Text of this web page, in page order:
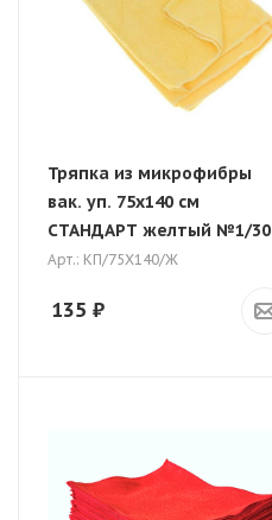
Тряпка из микрофибры
вак. уп. 75х140 см
СТАНДАРТ желтый №1/30
Арт.: КП/75Х140/Ж
135 ₽